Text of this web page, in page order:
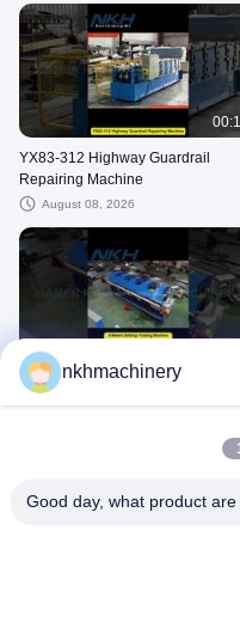
YX83-312 Highway Guardrail
Repairing Machine
August 08, 2026
4 Meters Slitting/Folding Machine
to 2mm Thickness
nkhmachinery
Good day, what product